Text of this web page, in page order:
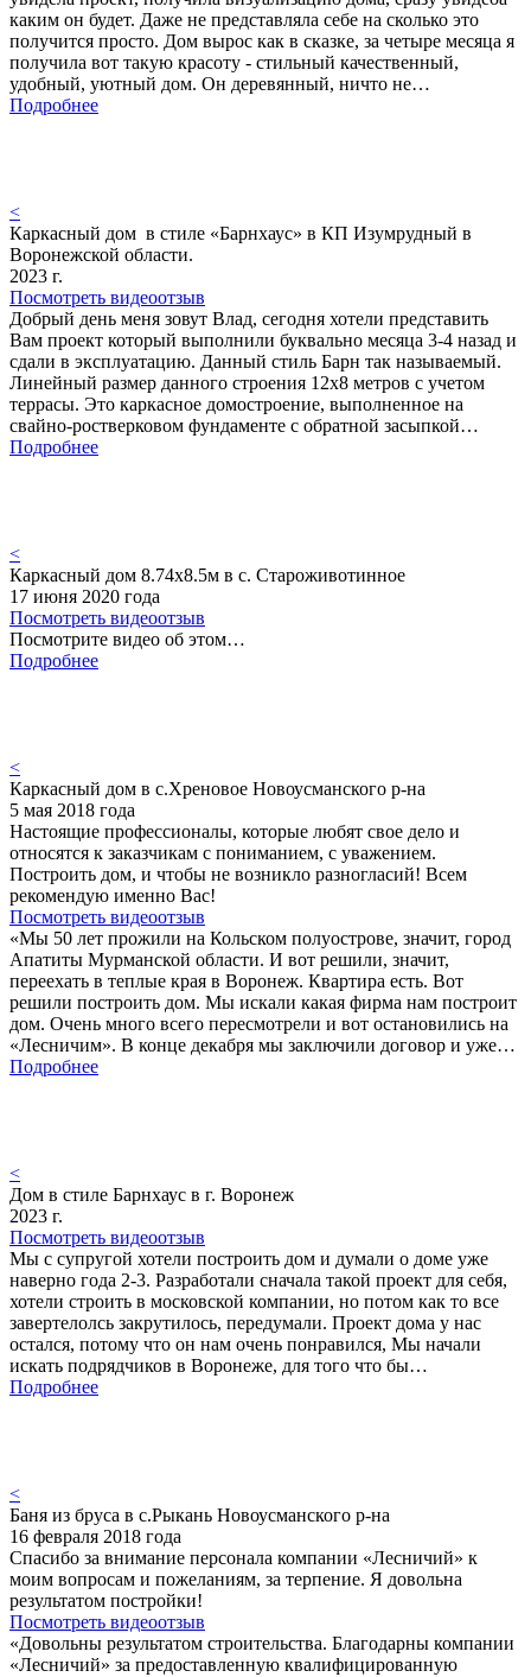
каким он будет. Даже не представляла себе на сколько это
получится просто. Дом вырос как в сказке, за четыре месяца я
получила вот такую красоту - стильный качественный,
удобный, уютный дом. Он деревянный, ничто не…
Подробнее
<
Каркасный дом в стиле «Барнхаус» в КП Изумрудный в
Воронежской области.
2023 г.
Посмотреть видеоотзыв
Добрый день меня зовут Влад, сегодня хотели представить
Вам проект который выполнили буквально месяца 3-4 назад и
сдали в эксплуатацию. Данный стиль Барн так называемый.
Линейный размер данного строения 12х8 метров с учетом
террасы. Это каркасное домостроение, выполненное на
свайно-ростверковом фундаменте с обратной засыпкой…
Подробнее
<
Каркасный дом 8.74х8.5м в с. Староживотинное
17 июня 2020 года
Посмотреть видеоотзыв
Посмотрите видео об этом…
Подробнее
<
Каркасный дом в с.Хреновое Новоусманского р-на
5 мая 2018 года
Настоящие профессионалы, которые любят свое дело и
относятся к заказчикам с пониманием, с уважением.
Построить дом, и чтобы не возникло разногласий! Всем
рекомендую именно Вас!
Посмотреть видеоотзыв
«Мы 50 лет прожили на Кольском полуострове, значит, город
Апатиты Мурманской области. И вот решили, значит,
переехать в теплые края в Воронеж. Квартира есть. Вот
решили построить дом. Мы искали какая фирма нам построит
дом. Очень много всего пересмотрели и вот остановились на
«Лесничим». В конце декабря мы заключили договор и уже…
Подробнее
<
Дом в стиле Барнхаус в г. Воронеж
2023 г.
Посмотреть видеоотзыв
Мы с супругой хотели построить дом и думали о доме уже
наверно года 2-3. Разработали сначала такой проект для себя,
хотели строить в московской компании, но потом как то все
завертелолсь закрутилось, передумали. Проект дома у нас
остался, потому что он нам очень понравился, Мы начали
искать подрядчиков в Воронеже, для того что бы…
Подробнее
<
Баня из бруса в с.Рыкань Новоусманского р-на
16 февраля 2018 года
Спасибо за внимание персонала компании «Лесничий» к
моим вопросам и пожеланиям, за терпение. Я довольна
результатом постройки!
Посмотреть видеоотзыв
«Довольны результатом строительства. Благодарны компании
«Лесничий» за предоставленную квалифицированную